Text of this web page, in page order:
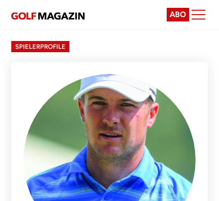
ABO
SPIELERPROFILE